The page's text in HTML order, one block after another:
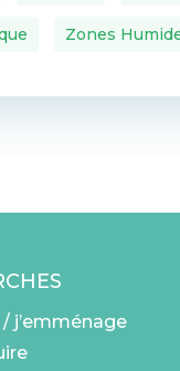
Zones
j’emménage